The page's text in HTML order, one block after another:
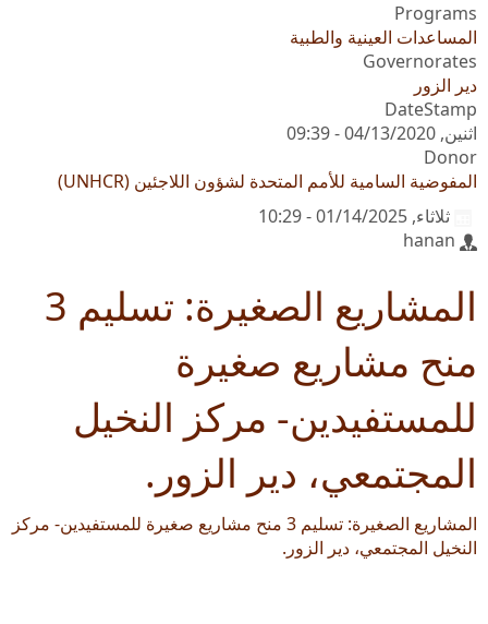
Programs
المساعدات العينية والطبية
Governorates
دير الزور
DateStamp
اثنين, 04/13/2020 - 09:39
Donor
المفوضية السامية للأمم المتحدة لشؤون اللاجئين (UNHCR)
ثلاثاء, 01/14/2025 - 10:29
hanan
المشاريع الصغيرة: تسليم 3
منح مشاريع صغيرة
للمستفيدين- مركز النخيل
المجتمعي، دير الزور.
المشاريع الصغيرة: تسليم 3 منح مشاريع صغيرة للمستفيدين- مركز
النخيل المجتمعي، دير الزور.